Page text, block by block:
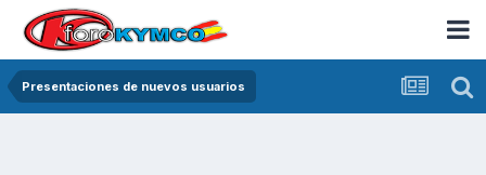
Presentaciones de nuevos usuarios